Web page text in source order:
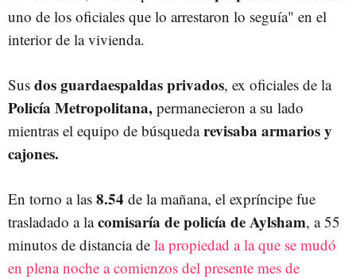
uno de los oficiales que lo arrestaron lo seguía" en el
interior de la vivienda.
Sus dos guardaespaldas privados, ex oficiales de la
Policía Metropolitana, permanecieron a su lado
mientras el equipo de búsquedarevisaba armarios y
cajones.
En torno a las 8.54 de la mañana, el expríncipe fue
trasladado a lacomisaría de policía deAylsham, a 55
minutos de distancia de la propiedad a la que se mudó
en plena noche a comienzos del presente mes de